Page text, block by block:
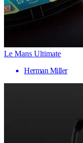
Le Mans Ultimate
Herman Miller